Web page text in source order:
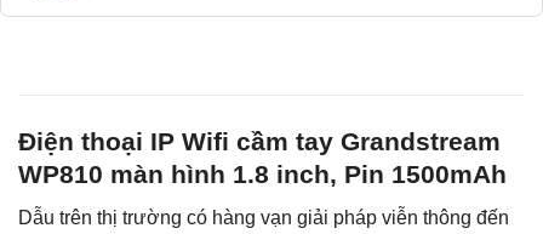
Điện thoại IP Wifi cầm tay Grandstream
WP810 màn hình 1.8 inch, Pin 1500mAh
Dẫu trên thị trường có hàng vạn giải pháp viễn thông đến